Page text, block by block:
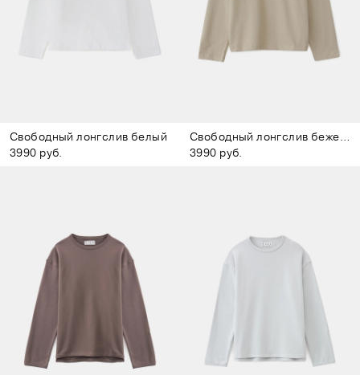
Свободный лонгслив белый
3990 руб.
Свободный лонгслив бежевый
3990 руб.